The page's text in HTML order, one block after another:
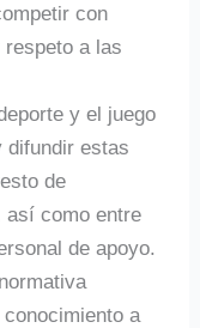
con
a las
y el juego
difundir estas
de
así como entre
de apoyo.
a